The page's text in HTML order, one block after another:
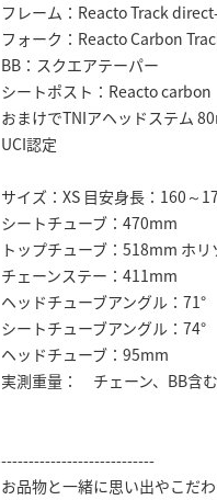
フレーム：Reacto Track
フォーク：Reacto Carbon
BB：スクエアテーパー
シートポスト：Reacto carbon
おまけでTNIアヘッドステム
UCI認定
サイズ：XS 目安身長：160～
シートチューブ：470mm
トップチューブ：518mm ホ
チェーンステー：411mm
ヘッドチューブアングル：71°
シートチューブアングル：74°
ヘッドチューブ：95mm
実測重量： チェーン、BB含む
----------------------------
お品物と一緒に思い出やこだ